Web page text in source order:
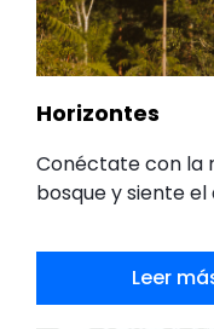
Horizontes
Conéctate con la
bosque y siente
Leer